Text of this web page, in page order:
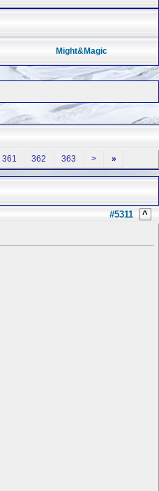
Might&Magic
361 362 363 > »
#5311 ^